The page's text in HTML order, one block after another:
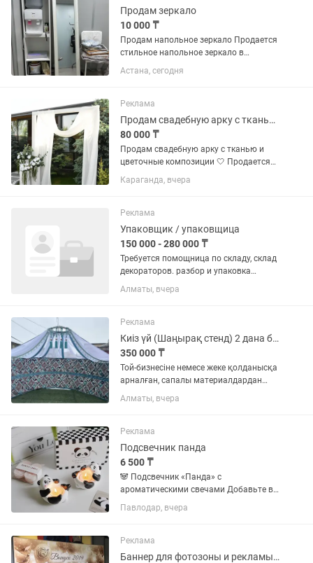
Продам зеркало
10 000 ₸
Продам напольное зеркало Продается
стильное напольное зеркало в
отличном состоянии. Подойдет для
спальни, гардеробной, прихожей,
Состояние: отличное ✔️ Устойчивая...
Астана, сегодня
Реклама
Продам свадебную арку с тканью и цветами
80 000 ₸
Продам свадебную арку с тканью и
цветочные композиции 🤍 Продается
элегантная свадебная арка в
современном минималистичном стиле.
регистрации, фотозоны, свадеб,...
Караганда, вчера
Реклама
Упаковщик / упаковщица
150 000 - 280 000 ₸
Требуется помощница по складу, склад
декораторов. разбор и упаковка
текстиля, разбор сбор, упаковка
декоров, посуда. Работа с
подсвечниками. Чистка, химчистка.
Опыт не...
Алматы, вчера
Реклама
Киіз үй (Шаңырақ стенд) 2 дана бар. Жаңа, жиналмалы
350 000 ₸
Той-бизнесіне немесе жеке қолданысқа
арналған, сапалы материалдардан
жасалған жартылай киіз үйлер
сатылады. Фотозона мен мерекелік іс-
Техникалық сипаттамасы мен...
Алматы, вчера
Реклама
Подсвечник панда
6 500 ₸
🐼 Подсвечник «Панда» с
ароматическими свечами Добавьте в
свой дом уют и хорошее настроение с
очаровательным подсвечником в виде
украшением интерьера, а теплый свет
свечи...
Павлодар, вчера
Реклама
Баннер для фотозоны и рекламы 2х3 метра (виниловое полотно)